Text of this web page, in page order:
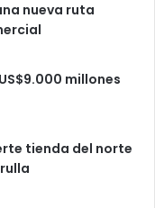
nueva ruta
millones
tienda del norte